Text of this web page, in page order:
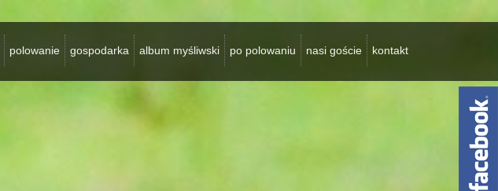
polowanie gospodarka album myśliwski po polowaniu nasi goście kontakt